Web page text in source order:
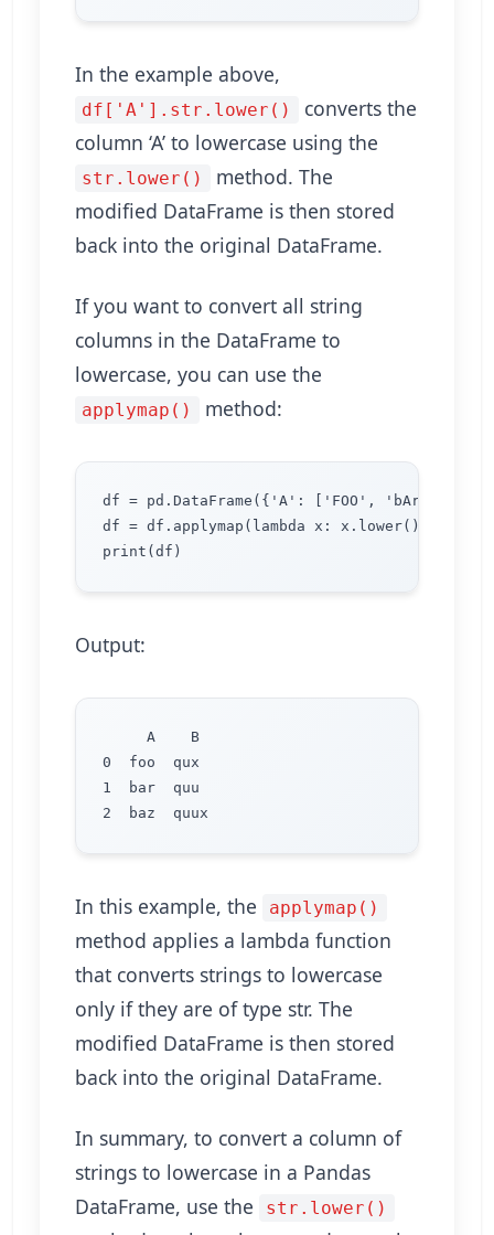
In the example above,
df['A'].str.lower()
converts the
column ‘A’ to lowercase using the
str.lower()
method. The
modified DataFrame is then stored
back into the original DataFrame.
If you want to convert all string
columns in the DataFrame to
lowercase, you can use the
applymap() method:
df = pd.DataFrame({'A': ['FOO', 'bAr',
df = df.applymap(lambda x: x.lower() if
Output:
     A    B
0  foo  qux
1  bar  quu
In this example, the applymap()
method applies a lambda function
that converts strings to lowercase
only if they are of type str. The
modified DataFrame is then stored
back into the original DataFrame.
In summary, to convert a column of
strings to lowercase in a Pandas
DataFrame, use the
str.lower()